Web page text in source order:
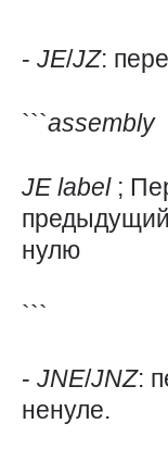
- JE/JZ:
```assembly
JElabel ;
нулю
```
- JNE/JNZ:
ненуле.